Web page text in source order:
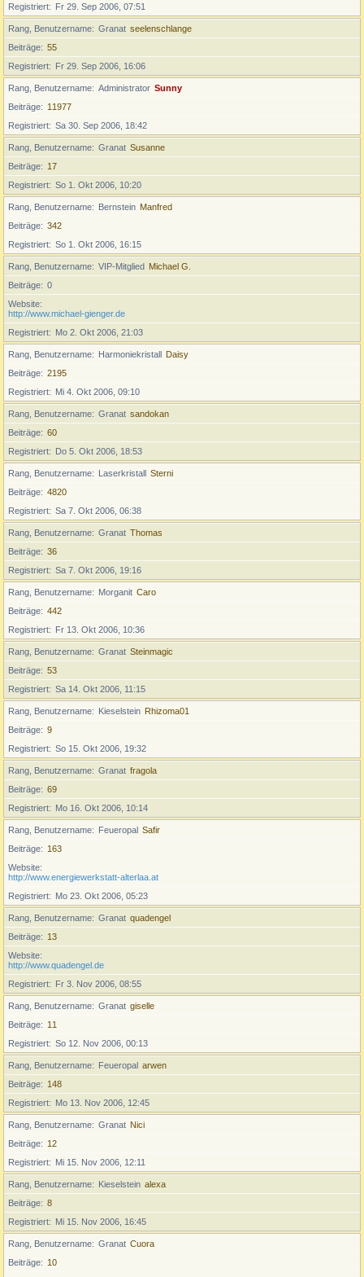
Registriert
Fr 29. Sep 2006, 07:51
Rang, Benutzername Granat seelenschlange
Beiträge
55
Registriert
Fr 29. Sep 2006, 16:06
Rang, Benutzername Administrator Sunny
Beiträge
11977
Registriert
Sa 30. Sep 2006, 18:42
Rang, Benutzername Granat Susanne
Beiträge
17
Registriert
So 1. Okt 2006, 10:20
Rang, Benutzername Bernstein Manfred
Beiträge
342
Registriert
So 1. Okt 2006, 16:15
Rang, Benutzername VIP-Mitglied Michael G.
Beiträge
0
Website
http://www.michael-gienger.de
Registriert
Mo 2. Okt 2006, 21:03
Rang, Benutzername Harmoniekristall Daisy
Beiträge
2195
Registriert
Mi 4. Okt 2006, 09:10
Rang, Benutzername Granat sandokan
Beiträge
60
Registriert
Do 5. Okt 2006, 18:53
Rang, Benutzername Laserkristall Sterni
Beiträge
4820
Registriert
Sa 7. Okt 2006, 06:38
Rang, Benutzername Granat Thomas
Beiträge
36
Registriert
Sa 7. Okt 2006, 19:16
Rang, Benutzername Morganit Caro
Beiträge
442
Registriert
Fr 13. Okt 2006, 10:36
Rang, Benutzername Granat Steinmagic
Beiträge
53
Registriert
Sa 14. Okt 2006, 11:15
Rang, Benutzername Kieselstein Rhizoma01
Beiträge
9
Registriert
So 15. Okt 2006, 19:32
Rang, Benutzername Granat fragola
Beiträge
69
Registriert
Mo 16. Okt 2006, 10:14
Rang, Benutzername Feueropal Safir
Beiträge
163
Website
http://www.energiewerkstatt-alterlaa.at
Registriert
Mo 23. Okt 2006, 05:23
Rang, Benutzername Granat quadengel
Beiträge
13
Website
http://www.quadengel.de
Registriert
Fr 3. Nov 2006, 08:55
Rang, Benutzername Granat giselle
Beiträge
11
Registriert
So 12. Nov 2006, 00:13
Rang, Benutzername Feueropal arwen
Beiträge
148
Registriert
Mo 13. Nov 2006, 12:45
Rang, Benutzername Granat Nici
Beiträge
12
Registriert
Mi 15. Nov 2006, 12:11
Rang, Benutzername Kieselstein alexa
Beiträge
8
Registriert
Mi 15. Nov 2006, 16:45
Rang, Benutzername Granat Cuora
Beiträge
10